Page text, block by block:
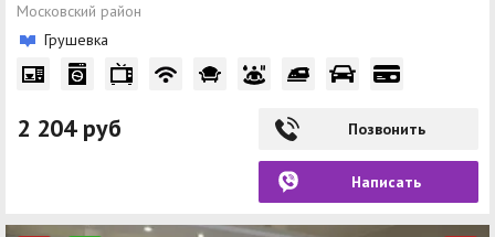
Московский район
Грушевка
2 204 руб Позвонить
Написать